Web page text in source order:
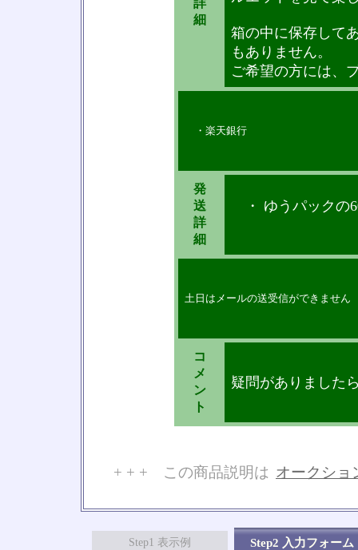
詳
細
箱の中に保存して
もありません。
ご希望の方には、
・楽天銀行
発
送
詳
細
・ ゆうパックの
土日はメールの送受信ができません
コ
メ
ン
ト
疑問がありました
+ + + この商品説明は オークショ
Step1 表示例 Step2 入力フォーム